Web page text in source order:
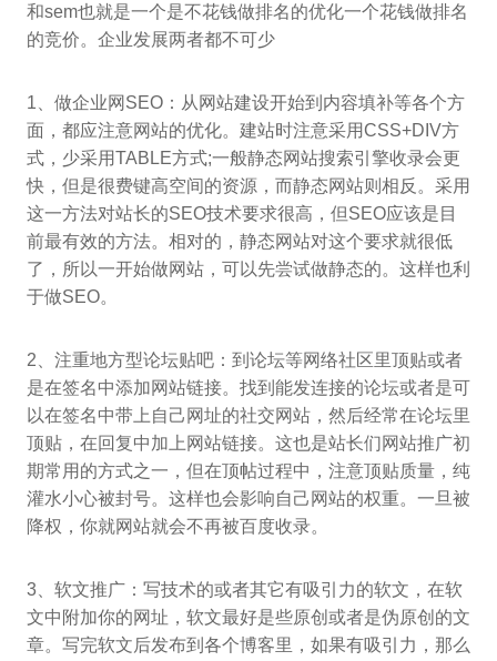
和sem也就是一个是不花钱做排名的优化一个花钱做排名
的竞价。企业发展两者都不可少
1、做企业网SEO：从网站建设开始到内容填补等各个方
面，都应注意网站的优化。建站时注意采用CSS+DIV方
式，少采用TABLE方式;一般静态网站搜索引擎收录会更
快，但是很费键高空间的资源，而静态网站则相反。采用
这一方法对站长的SEO技术要求很高，但SEO应该是目
前最有效的方法。相对的，静态网站对这个要求就很低
了，所以一开始做网站，可以先尝试做静态的。这样也利
于做SEO。
2、注重地方型论坛贴吧：到论坛等网络社区里顶贴或者
是在签名中添加网站链接。找到能发连接的论坛或者是可
以在签名中带上自己网址的社交网站，然后经常在论坛里
顶贴，在回复中加上网站链接。这也是站长们网站推广初
期常用的方式之一，但在顶帖过程中，注意顶贴质量，纯
灌水小心被封号。这样也会影响自己网站的权重。一旦被
降权，你就网站就会不再被百度收录。
3、软文推广：写技术的或者其它有吸引力的软文，在软
文中附加你的网址，软文最好是些原创或者是伪原创的文
章。写完软文后发布到各个博客里，如果有吸引力，那么